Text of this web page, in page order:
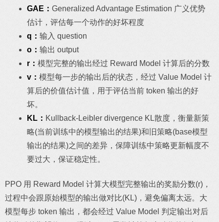
GAE： Generalized Advantage Estimation 广义优势
估计，评估每一个动作的好坏程度
q： 输入 question
o： 输出 output
r： 模型完整的输出经过 Reward Model 计算后的分数
v： 模型每一步的输出后的状态，经过 Value Model 计
算后的价值估计值，用于评估当前 token 输出的好
坏。
KL： Kullback-Leibler divergence KL散度，衡量新策
略(当前训练中的模型输出的结果)和旧策略(base模型
输出的结果)之间的差异，保障训练中策略更新幅度不
要过大，保证稳定性。
PPO 用 Reward Model 计算大模型完整输出的奖励分数(r)，
过程中会跟原始模型的输出做对比(KL)，避免偏离太远。大
模型每步 token 输出，都会经过 Value Model 判定输出对后